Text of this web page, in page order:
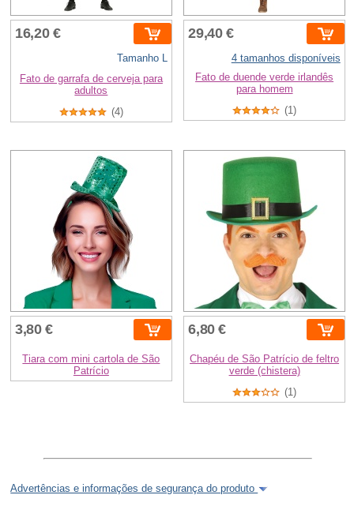
16,20 €
Tamanho L
Fato de garrafa de cerveja para
adultos
(4)
29,40 €
4 tamanhos disponíveis
Fato de duende verde irlandês
para homem
(1)
3,80 €
Tiara com mini cartola de São
Patrício
6,80 €
Chapéu de São Patrício de feltro
verde (chistera)
(1)
Advertências e informações de segurança do produto